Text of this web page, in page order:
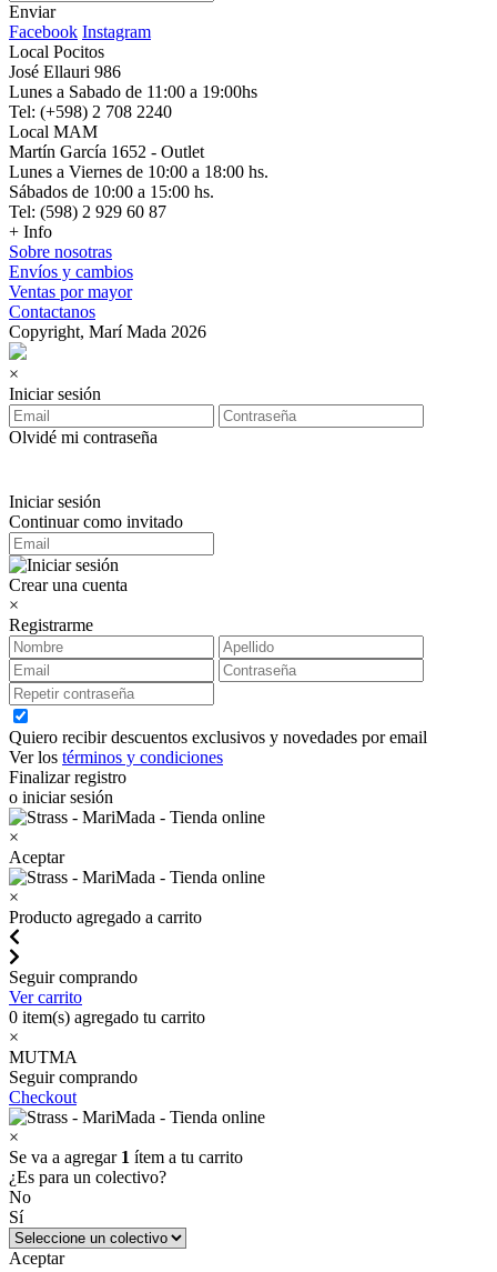
Enviar
Facebook Instagram
Local Pocitos
José Ellauri 986
Lunes a Sabado de 11:00 a 19:00hs
Tel: (+598) 2 708 2240
Local MAM
Martín García 1652 - Outlet
Lunes a Viernes de 10:00 a 18:00 hs.
Sábados de 10:00 a 15:00 hs.
Tel: (598) 2 929 60 87
+ Info
Sobre nosotras
Envíos y cambios
Ventas por mayor
Contactanos
Copyright, Marí Mada 2026
×
Iniciar sesión
Olvidé mi contraseña
Iniciar sesión
Continuar como invitado
Crear una cuenta
×
Registrarme
Quiero recibir descuentos exclusivos y novedades por email
Ver los términos y condiciones
Finalizar registro
o iniciar sesión
×
Aceptar
×
Producto agregado a carrito
Seguir comprando
Ver carrito
0 item(s) agregado tu carrito
×
MUTMA
Seguir comprando
Checkout
×
Se va a agregar 1 ítem a tu carrito
¿Es para un colectivo?
No
Sí
Aceptar